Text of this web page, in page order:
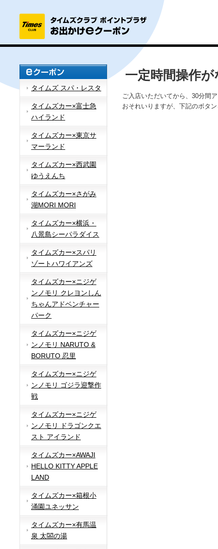
タイムズ スパ・レスタ
タイムズカー×富士急
ハイランド
タイムズカー×東京サ
マーランド
タイムズカー×西武園
ゆうえんち
タイムズカー×さがみ
湖MORI MORI
タイムズカー×横浜・
八景島シーパラダイス
タイムズカー×スパリ
ゾートハワイアンズ
タイムズカー×ニジゲ
ンノモリ クレヨンしん
ちゃんアドベンチャー
パーク
タイムズカー×ニジゲ
ンノモリ NARUTO &
BORUTO 忍里
タイムズカー×ニジゲ
ンノモリ ゴジラ迎撃作
戦
タイムズカー×ニジゲ
ンノモリ ドラゴンクエ
スト アイランド
タイムズカー×AWAJI
HELLO KITTY APPLE
LAND
タイムズカー×箱根小
涌園ユネッサン
タイムズカー×有馬温
泉 太閤の湯
一定時間操作
ご入店いただいてから、30分間
おそれいりますが、下記のボタ